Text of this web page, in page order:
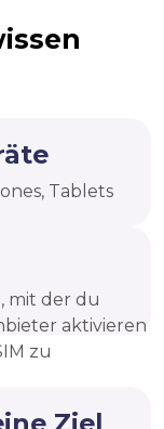
Tablets
mit der du
aktivieren
zu